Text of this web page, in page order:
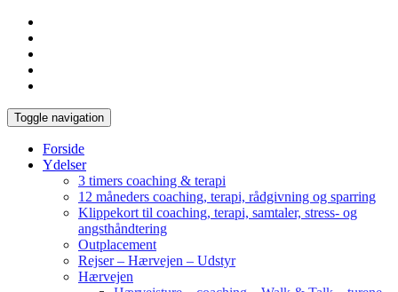
Toggle navigation
Forside
Ydelser
3 timers coaching & terapi
12 måneders coaching, terapi, rådgivning og sparring
Klippekort til coaching, terapi, samtaler, stress- og
angsthåndtering
Outplacement
Rejser – Hærvejen – Udstyr
Hærvejen